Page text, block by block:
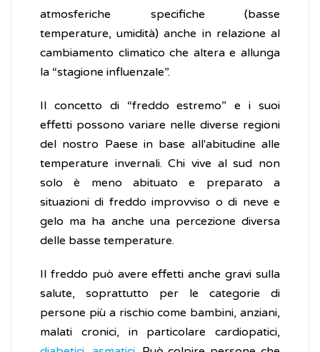
atmosferiche specifiche (basse
temperature, umidità) anche in relazione al
cambiamento climatico che altera e allunga
la “stagione influenzale”.
Il concetto di “freddo estremo” e i suoi
effetti possono variare nelle diverse regioni
del nostro Paese in base all'abitudine alle
temperature invernali. Chi vive al sud non
solo è meno abituato e preparato a
situazioni di freddo improvviso o di neve e
gelo ma ha anche una percezione diversa
delle basse temperature.
Il freddo può avere effetti anche gravi sulla
salute, soprattutto per le categorie di
persone più a rischio come bambini, anziani,
malati cronici, in particolare cardiopatici,